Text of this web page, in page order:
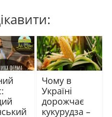
Чому в
Україні
дорожчає
кукурудза –